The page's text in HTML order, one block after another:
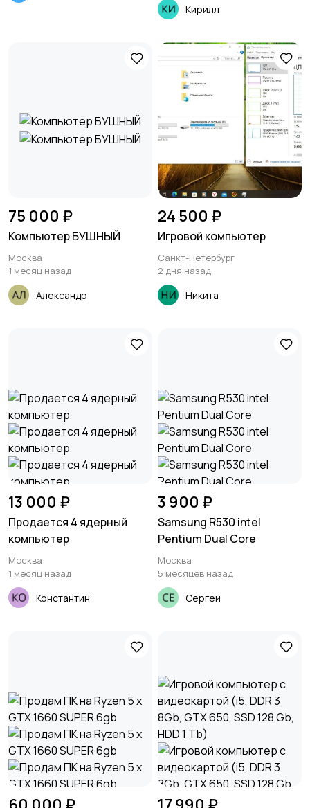
Кирилл
75 000 ₽
Компьютер БУШНЫЙ
Москва
1 месяц назад
Александр
24 500 ₽
Игровой компьютер
Санкт-Петербург
2 дня назад
Никита
13 000 ₽
Продается 4 ядерный
компьютер
Москва
1 месяц назад
Константин
3 900 ₽
Samsung R530 intel
Pentium Dual Core
Москва
5 месяцев назад
Сергей